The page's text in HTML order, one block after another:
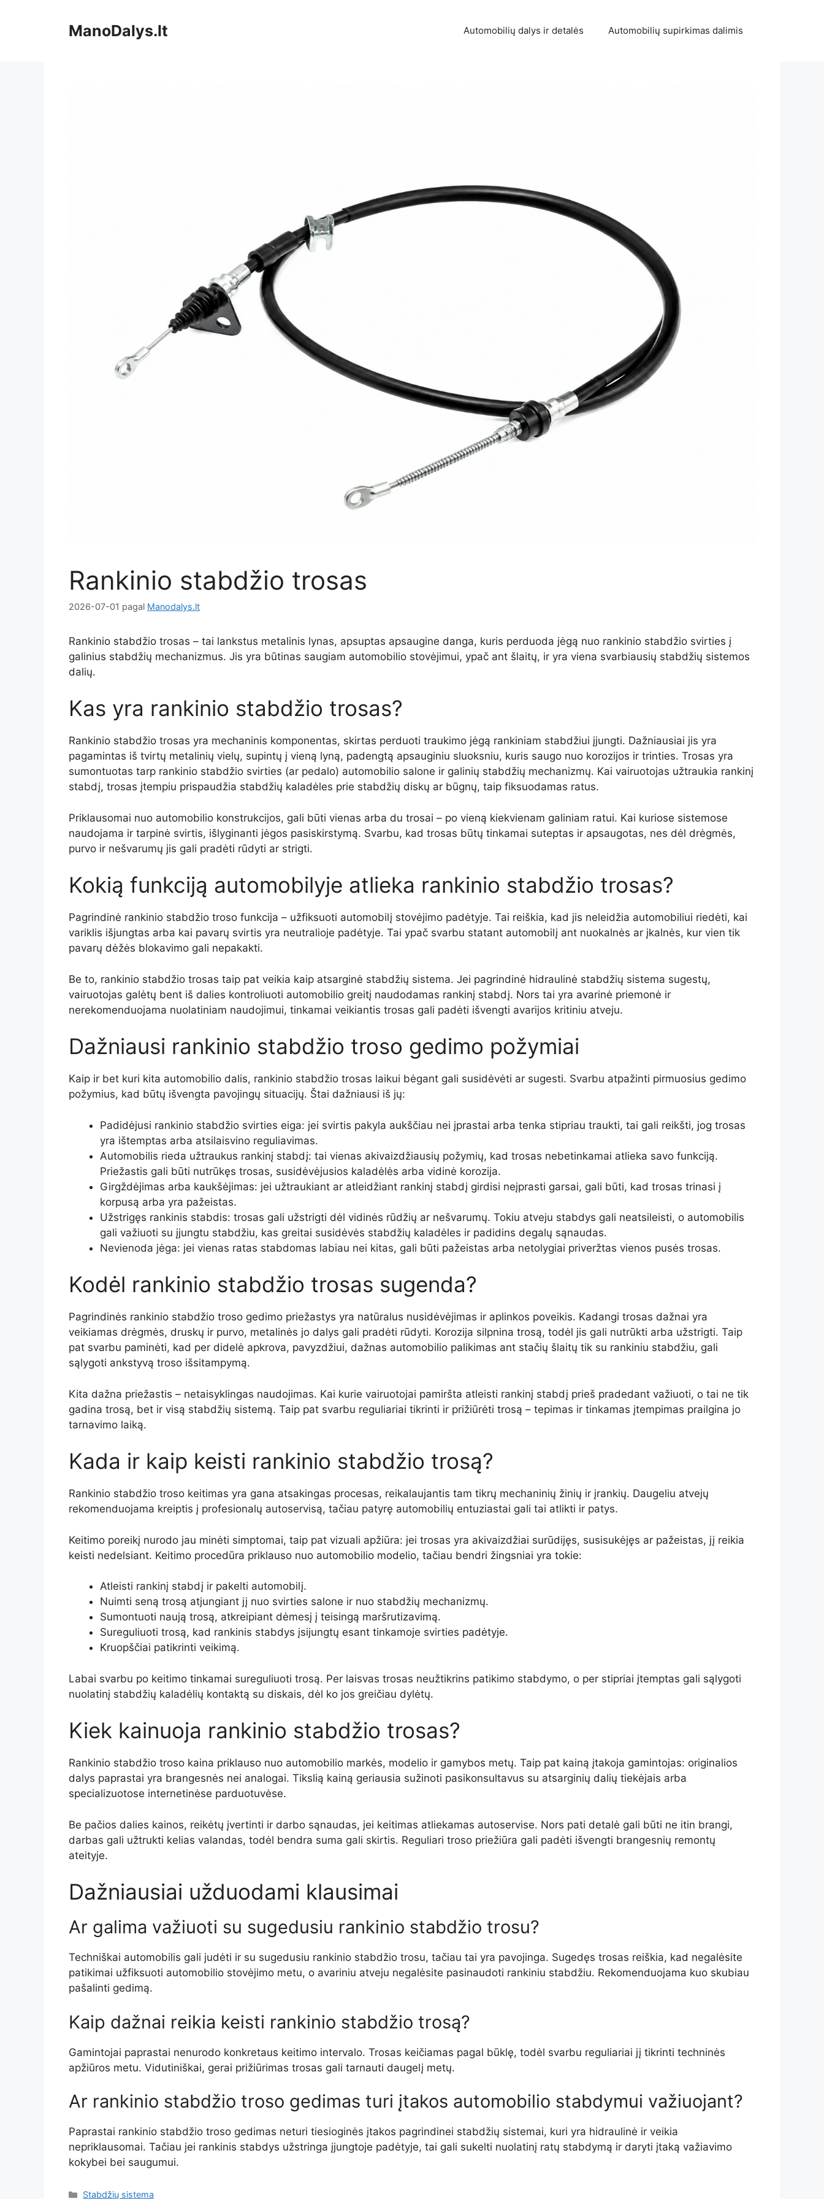
ManoDalys.lt Automobilių dalys ir detalės Automobilių supirkimas dalimis
Rankinio stabdžio trosas
2026-07-01 pagal Manodalys.lt
Rankinio stabdžio trosas – tai lankstus metalinis lynas, apsuptas apsaugine danga, kuris perduoda jėgą nuo rankinio stabdžio svirties į
galinius stabdžių mechanizmus. Jis yra būtinas saugiam automobilio stovėjimui, ypač ant šlaitų, ir yra viena svarbiausių stabdžių sistemos
dalių.
Kas yra rankinio stabdžio trosas?
Rankinio stabdžio trosas yra mechaninis komponentas, skirtas perduoti traukimo jėgą rankiniam stabdžiui įjungti. Dažniausiai jis yra
pagamintas iš tvirtų metalinių vielų, supintų į vieną lyną, padengtą apsauginiu sluoksniu, kuris saugo nuo korozijos ir trinties. Trosas yra
sumontuotas tarp rankinio stabdžio svirties (ar pedalo) automobilio salone ir galinių stabdžių mechanizmų. Kai vairuotojas užtraukia rankinį
stabdį, trosas įtempiu prispaudžia stabdžių kaladėles prie stabdžių diskų ar būgnų, taip fiksuodamas ratus.
Priklausomai nuo automobilio konstrukcijos, gali būti vienas arba du trosai – po vieną kiekvienam galiniam ratui. Kai kuriose sistemose
naudojama ir tarpinė svirtis, išlyginanti jėgos pasiskirstymą. Svarbu, kad trosas būtų tinkamai suteptas ir apsaugotas, nes dėl drėgmės,
purvo ir nešvarumų jis gali pradėti rūdyti ar strigti.
Kokią funkciją automobilyje atlieka rankinio stabdžio trosas?
Pagrindinė rankinio stabdžio troso funkcija – užfiksuoti automobilį stovėjimo padėtyje. Tai reiškia, kad jis neleidžia automobiliui riedėti, kai
variklis išjungtas arba kai pavarų svirtis yra neutralioje padėtyje. Tai ypač svarbu statant automobilį ant nuokalnės ar įkalnės, kur vien tik
pavarų dėžės blokavimo gali nepakakti.
Be to, rankinio stabdžio trosas taip pat veikia kaip atsarginė stabdžių sistema. Jei pagrindinė hidraulinė stabdžių sistema sugestų,
vairuotojas galėtų bent iš dalies kontroliuoti automobilio greitį naudodamas rankinį stabdį. Nors tai yra avarinė priemonė ir
nerekomenduojama nuolatiniam naudojimui, tinkamai veikiantis trosas gali padėti išvengti avarijos kritiniu atveju.
Dažniausi rankinio stabdžio troso gedimo požymiai
Kaip ir bet kuri kita automobilio dalis, rankinio stabdžio trosas laikui bėgant gali susidėvėti ar sugesti. Svarbu atpažinti pirmuosius gedimo
požymius, kad būtų išvengta pavojingų situacijų. Štai dažniausi iš jų:
Padidėjusi rankinio stabdžio svirties eiga: jei svirtis pakyla aukščiau nei įprastai arba tenka stipriau traukti, tai gali reikšti, jog trosas
yra ištemptas arba atsilaisvino reguliavimas.
Automobilis rieda užtraukus rankinį stabdį: tai vienas akivaizdžiausių požymių, kad trosas nebetinkamai atlieka savo funkciją.
Priežastis gali būti nutrūkęs trosas, susidėvėjusios kaladėlės arba vidinė korozija.
Girgždėjimas arba kaukšėjimas: jei užtraukiant ar atleidžiant rankinį stabdį girdisi neįprasti garsai, gali būti, kad trosas trinasi į
korpusą arba yra pažeistas.
Užstrigęs rankinis stabdis: trosas gali užstrigti dėl vidinės rūdžių ar nešvarumų. Tokiu atveju stabdys gali neatsileisti, o automobilis
gali važiuoti su įjungtu stabdžiu, kas greitai susidėvės stabdžių kaladėles ir padidins degalų sąnaudas.
Nevienoda jėga: jei vienas ratas stabdomas labiau nei kitas, gali būti pažeistas arba netolygiai priveržtas vienos pusės trosas.
Kodėl rankinio stabdžio trosas sugenda?
Pagrindinės rankinio stabdžio troso gedimo priežastys yra natūralus nusidėvėjimas ir aplinkos poveikis. Kadangi trosas dažnai yra
veikiamas drėgmės, druskų ir purvo, metalinės jo dalys gali pradėti rūdyti. Korozija silpnina trosą, todėl jis gali nutrūkti arba užstrigti. Taip
pat svarbu paminėti, kad per didelė apkrova, pavyzdžiui, dažnas automobilio palikimas ant stačių šlaitų tik su rankiniu stabdžiu, gali
sąlygoti ankstyvą troso išsitampymą.
Kita dažna priežastis – netaisyklingas naudojimas. Kai kurie vairuotojai pamiršta atleisti rankinį stabdį prieš pradedant važiuoti, o tai ne tik
gadina trosą, bet ir visą stabdžių sistemą. Taip pat svarbu reguliariai tikrinti ir prižiūrėti trosą – tepimas ir tinkamas įtempimas prailgina jo
tarnavimo laiką.
Kada ir kaip keisti rankinio stabdžio trosą?
Rankinio stabdžio troso keitimas yra gana atsakingas procesas, reikalaujantis tam tikrų mechaninių žinių ir įrankių. Daugeliu atvejų
rekomenduojama kreiptis į profesionalų autoservisą, tačiau patyrę automobilių entuziastai gali tai atlikti ir patys.
Keitimo poreikį nurodo jau minėti simptomai, taip pat vizuali apžiūra: jei trosas yra akivaizdžiai surūdijęs, susisukėjęs ar pažeistas, jį reikia
keisti nedelsiant. Keitimo procedūra priklauso nuo automobilio modelio, tačiau bendri žingsniai yra tokie:
Atleisti rankinį stabdį ir pakelti automobilį.
Nuimti seną trosą atjungiant jį nuo svirties salone ir nuo stabdžių mechanizmų.
Sumontuoti naują trosą, atkreipiant dėmesį į teisingą maršrutizavimą.
Sureguliuoti trosą, kad rankinis stabdys įsijungtų esant tinkamoje svirties padėtyje.
Kruopščiai patikrinti veikimą.
Labai svarbu po keitimo tinkamai sureguliuoti trosą. Per laisvas trosas neužtikrins patikimo stabdymo, o per stipriai įtemptas gali sąlygoti
nuolatinį stabdžių kaladėlių kontaktą su diskais, dėl ko jos greičiau dylėtų.
Kiek kainuoja rankinio stabdžio trosas?
Rankinio stabdžio troso kaina priklauso nuo automobilio markės, modelio ir gamybos metų. Taip pat kainą įtakoja gamintojas: originalios
dalys paprastai yra brangesnės nei analogai. Tikslią kainą geriausia sužinoti pasikonsultavus su atsarginių dalių tiekėjais arba
specializuotose internetinėse parduotuvėse.
Be pačios dalies kainos, reikėtų įvertinti ir darbo sąnaudas, jei keitimas atliekamas autoservise. Nors pati detalė gali būti ne itin brangi,
darbas gali užtrukti kelias valandas, todėl bendra suma gali skirtis. Reguliari troso priežiūra gali padėti išvengti brangesnių remontų
ateityje.
Dažniausiai užduodami klausimai
Ar galima važiuoti su sugedusiu rankinio stabdžio trosu?
Techniškai automobilis gali judėti ir su sugedusiu rankinio stabdžio trosu, tačiau tai yra pavojinga. Sugedęs trosas reiškia, kad negalėsite
patikimai užfiksuoti automobilio stovėjimo metu, o avariniu atveju negalėsite pasinaudoti rankiniu stabdžiu. Rekomenduojama kuo skubiau
pašalinti gedimą.
Kaip dažnai reikia keisti rankinio stabdžio trosą?
Gamintojai paprastai nenurodo konkretaus keitimo intervalo. Trosas keičiamas pagal būklę, todėl svarbu reguliariai jį tikrinti techninės
apžiūros metu. Vidutiniškai, gerai prižiūrimas trosas gali tarnauti daugelį metų.
Ar rankinio stabdžio troso gedimas turi įtakos automobilio stabdymui važiuojant?
Paprastai rankinio stabdžio troso gedimas neturi tiesioginės įtakos pagrindinei stabdžių sistemai, kuri yra hidraulinė ir veikia
nepriklausomai. Tačiau jei rankinis stabdys užstringa įjungtoje padėtyje, tai gali sukelti nuolatinį ratų stabdymą ir daryti įtaką važiavimo
kokybei bei saugumui.
Kategorijos
Stabdžių sistema